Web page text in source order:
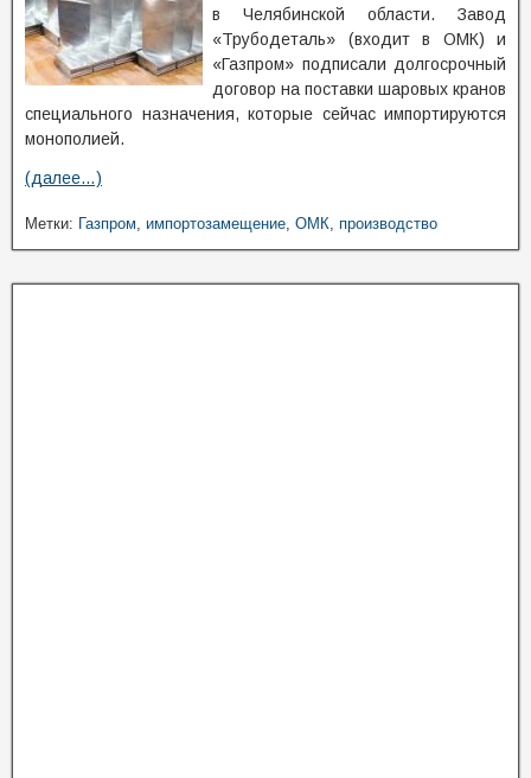
в Челябинской области. Завод
«Трубодеталь» (входит в ОМК) и
«Газпром» подписали долгосрочный
договор на поставки шаровых кранов
специального назначения, которые сейчас импортируются
монополией.
(далее…)
Метки: Газпром, импортозамещение, ОМК, производство